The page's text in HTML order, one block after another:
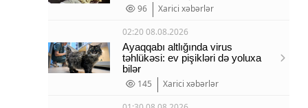
96
Xarici xəbərlər
02:20 08.08.2026
Ayaqqabı altlığında virus
təhlükəsi: ev pişikləri də yoluxa
bilər
145
Xarici xəbərlər